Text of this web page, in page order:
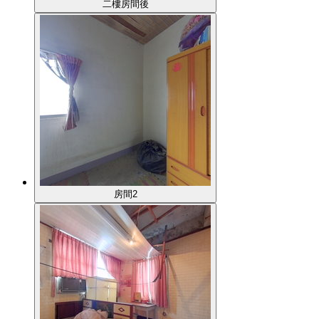
二樓房間後
房間2